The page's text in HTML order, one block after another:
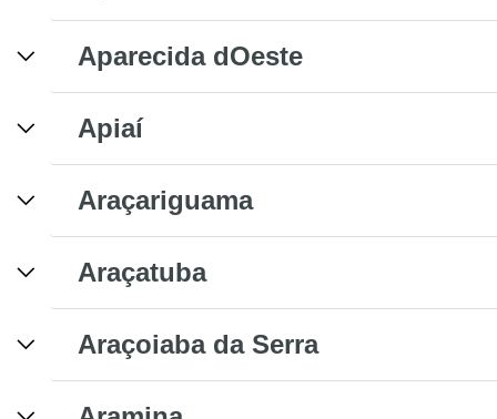
Aparecida dOeste
Apiaí
Araçariguama
Araçatuba
Araçoiaba da Serra